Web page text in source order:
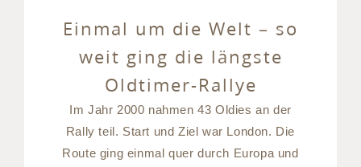
Einmal um die Welt – so
weit ging die längste
Oldtimer-Rallye
Im Jahr 2000 nahmen 43 Oldies an der
Rally teil. Start und Ziel war London. Die
Route ging einmal quer durch Europa und